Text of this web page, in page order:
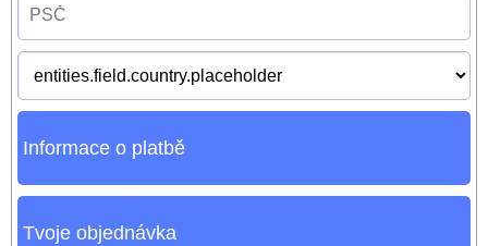
Informace o platbě
Tvoje objednávka